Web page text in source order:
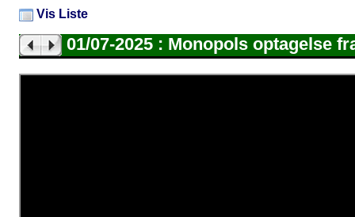
Vis Liste
01/07-2025 : Monopols optagelse